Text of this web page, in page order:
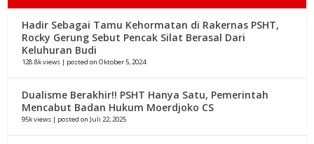
Hadir Sebagai Tamu Kehormatan di Rakernas PSHT,
Rocky Gerung Sebut Pencak Silat Berasal Dari
Keluhuran Budi
128.8k views | posted on Oktober 5, 2024
Dualisme Berakhir!! PSHT Hanya Satu, Pemerintah
Mencabut Badan Hukum Moerdjoko CS
95k views | posted on Juli 22, 2025